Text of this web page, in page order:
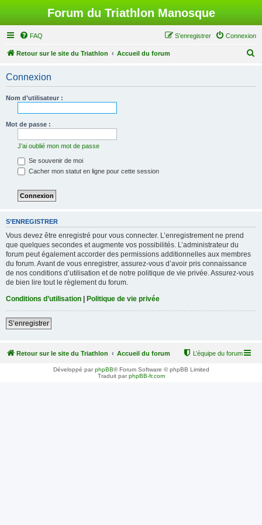
Forum du Triathlon Manosque
FAQ Connexion
S’enregistrer
Retour sur le site du Triathlon Accueil du forum
Connexion
Nom d’utilisateur :
Mot de passe :
J’ai oublié mon mot de passe
Se souvenir de moi
Cacher mon statut en ligne pour cette session
S’ENREGISTRER
Vous devez être enregistré pour vous connecter. L’enregistrement ne prend
que quelques secondes et augmente vos possibilités. L’administrateur du
forum peut également accorder des permissions additionnelles aux membres
du forum. Avant de vous enregistrer, assurez-vous d’avoir pris connaissance
de nos conditions d’utilisation et de notre politique de vie privée. Assurez-vous
de bien lire tout le règlement du forum.
Conditions d’utilisation | Politique de vie privée
S’enregistrer
Retour sur le site du Triathlon Accueil du forum L’équipe du forum
Développé parphpBB® Forum Software © phpBB Limited
Traduit parphpBB-fr.com